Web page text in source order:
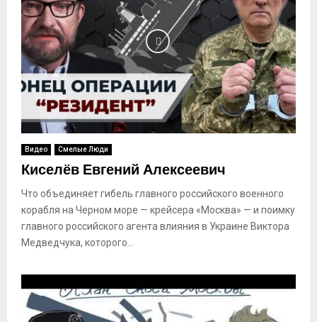
Видео Смелые Люди
Киселёв Евгений Алексеевич
Что объединяет гибель главного российского военного
корабля на Черном море — крейсера «Москва» — и поимку
главного российского агента влияния в Украине Виктора
Медведчука, которого...